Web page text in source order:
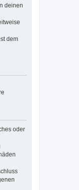
deinen
dem
oder